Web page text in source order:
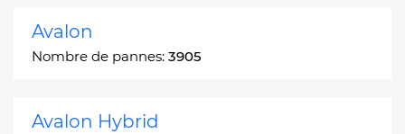
Avalon
Nombre de pannes: 3905
Avalon Hybrid